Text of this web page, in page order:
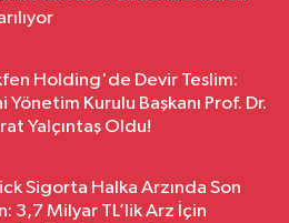
Holding'de Devir Teslim:
Yönetim Kurulu Başkanı Prof. Dr.
Yalçıntaş Oldu!
Sigorta Halka Arzında Son
3,7 Milyar TL’lik Arz İçin